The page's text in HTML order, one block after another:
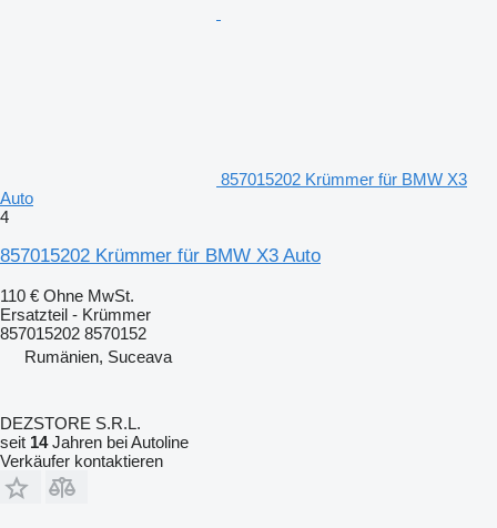
857015202 Krümmer für BMW X3
Auto
4
857015202 Krümmer für BMW X3 Auto
110 € Ohne MwSt.
Ersatzteil - Krümmer
857015202 8570152
Rumänien, Suceava
DEZSTORE S.R.L.
seit 14Jahren bei Autoline
Verkäufer kontaktieren